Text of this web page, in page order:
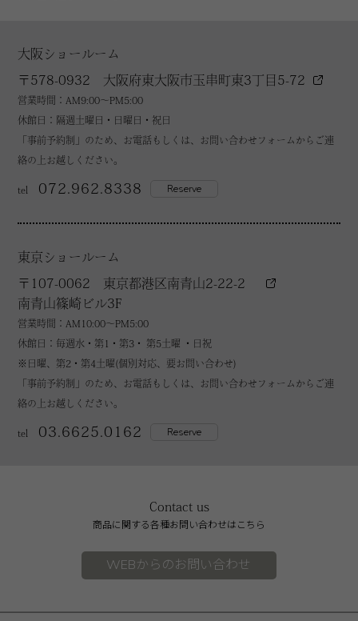
大阪ショールーム
〒578-0932 大阪府東大阪市玉串町東3丁目5-72
営業時間：AM9:00～PM5:00
休館日：隔週土曜日・日曜日・祝日
「事前予約制」のため、お電話もしくは、お問い合わせフォームからご連
絡の上お越しください。
tel 072.962.8338 Reserve
東京ショールーム
〒107-0062 東京都港区南青山2-22-2
南青山篠崎ビル3F
営業時間：AM10:00～PM5:00
休館日：毎週水・第1・第3・ 第5土曜 ・日祝
※日曜、第2・第4土曜(個別対応、要お問い合わせ)
「事前予約制」のため、お電話もしくは、お問い合わせフォームからご連
絡の上お越しください。
tel 03.6625.0162 Reserve
Contact us
商品に関する各種お問い合わせはこちら
WEBからのお問い合わせ